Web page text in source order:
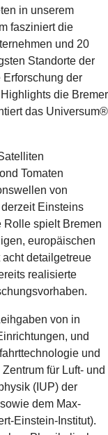
in unserem
fasziniert die
und 20
Standorte der
Erforschung der
die Bremer
das Universum®
Tomaten
von
Einsteins
Rolle spielt Bremen
europäischen
detailgetreue
realisierte
von in
und
und
für Luft- und
(IUP) der
dem Max-
Einstein-Institut).